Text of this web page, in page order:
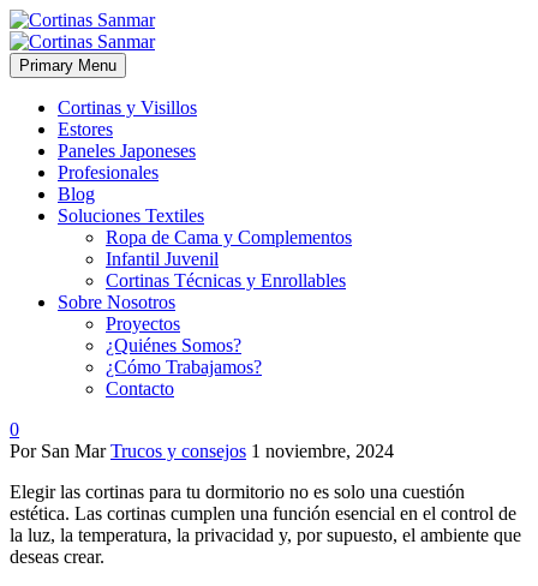
Primary Menu
Cortinas y Visillos
Estores
Paneles Japoneses
Profesionales
Blog
Soluciones Textiles
Ropa de Cama y Complementos
Infantil Juvenil
Cortinas Técnicas y Enrollables
Sobre Nosotros
Proyectos
¿Quiénes Somos?
¿Cómo Trabajamos?
Contacto
0
Por San Mar Trucos y consejos 1 noviembre, 2024
Elegir las cortinas para tu dormitorio no es solo una cuestión
estética. Las cortinas cumplen una función esencial en el control de
la luz, la temperatura, la privacidad y, por supuesto, el ambiente que
deseas crear.